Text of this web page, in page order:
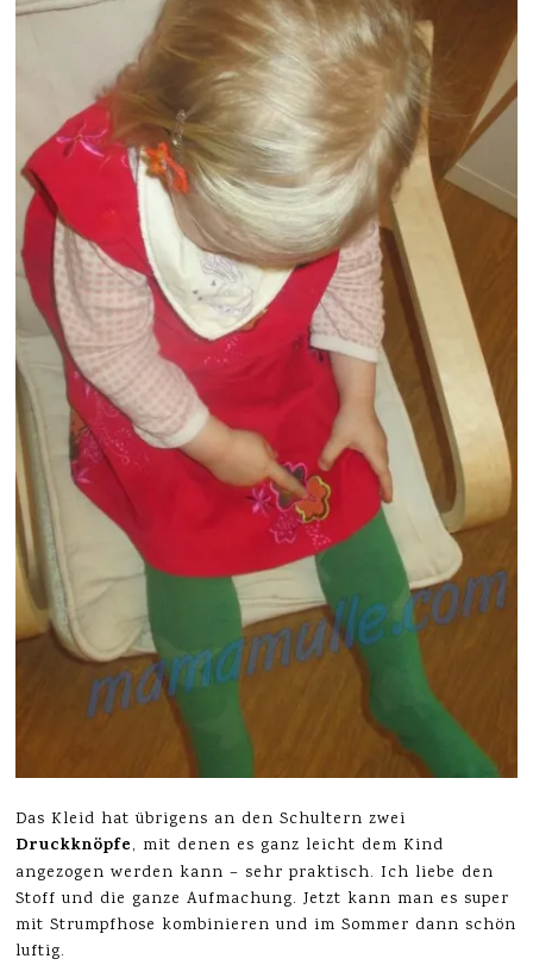
Das Kleid hat übrigens an den Schultern zwei
Druckknöpfe, mit denen es ganz leicht dem Kind
angezogen werden kann – sehr praktisch. Ich liebe den
Stoff und die ganze Aufmachung. Jetzt kann man es super
mit Strumpfhose kombinieren und im Sommer dann schön
luftig.